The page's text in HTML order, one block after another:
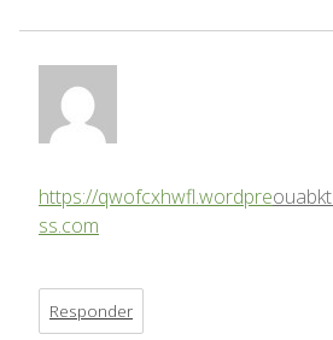
https://qwofcxhwfl.wordpre
ss.com
Responder